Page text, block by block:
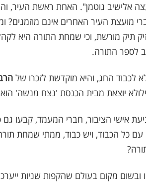
אלישיב גוטמן". האחת ראשת העיר,
מועצת העיר האחרים אינם
תיק מורשת, וכי שמחת התורה היא
לספר התורה.
לכבוד החג, והיא מוקדשת לזכרו של
יוצאת מבית הכנסת 'נצח מנשה'
אישי הציבור, חברי המעמד, קבעו גם
כל הכבוד, ויש כבוד, ממתי שמחת
מקום בעולם שהקפות שניות